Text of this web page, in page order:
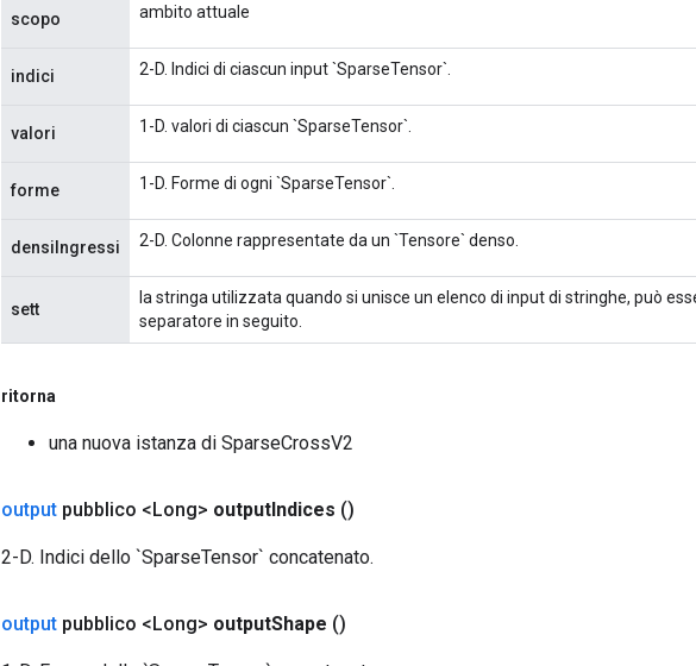
scopo ambito attuale
indici 2-D. Indici di ciascun input `SparseTensor`.
valori 1-D. valori di ciascun `SparseTensor`.
forme 1-D. Forme di ogni `SparseTensor`.
densiIngressi 2-D. Colonne rappresentate da un `Tensore` denso.
sett
la stringa utilizzata quando si unisce un elenco di input di stringhe, può
separatore in seguito.
ritorna
una nuova istanza di SparseCrossV2
output pubblico <Long> outputIndices ()
2-D. Indici dello `SparseTensor` concatenato.
output pubblico <Long> outputShape ()